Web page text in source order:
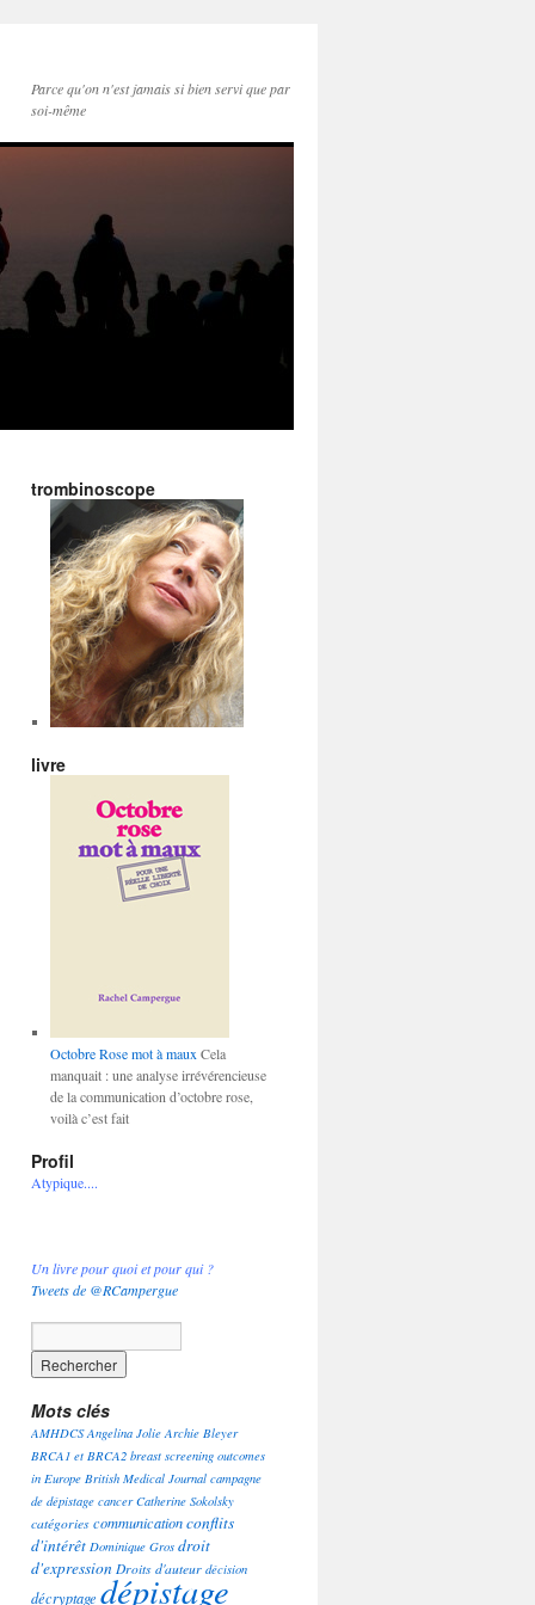
Parce qu'on n'est jamais si bien servi que par
soi-même
trombinoscope
livre
Octobre Rose mot à maux Cela
manquait : une analyse irrévérencieuse
de la communication d’octobre rose,
voilà c’est fait
Profil
Atypique....
Un livre pour quoi et pour qui ?
Tweets de @RCampergue
Mots clés
AMHDCS Angelina Jolie Archie Bleyer
BRCA1 et BRCA2 breast screening outcomes
in Europe British Medical Journal campagne
de dépistage cancer Catherine Sokolsky
catégories communicationconflits
d'intérêt Dominique Gros droit
d'expression Droits d'auteur décision
décryptage dépistage